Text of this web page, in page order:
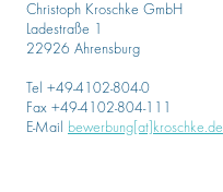
Christoph Kroschke GmbH
Ladestraße 1
22926 Ahrensburg
Tel +49-4102-804-0
Fax +49-4102-804-111
E-Mail bewerbung[at]kroschke.de